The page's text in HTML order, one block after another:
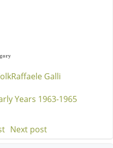
Raffaele Galli
Years 1963-1965
Post
Next post